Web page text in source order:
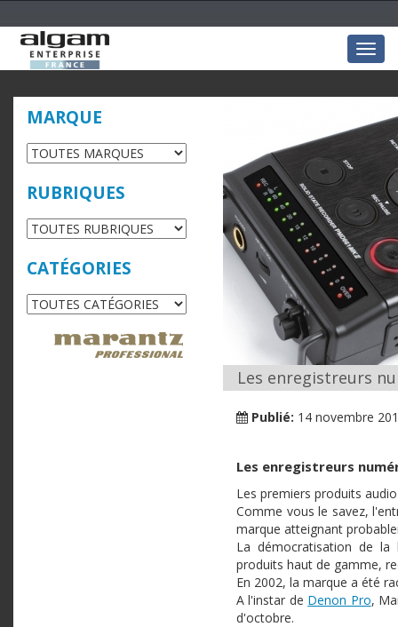
MARQUE
RUBRIQUES
CATÉGORIES
Les enregistreurs
Publié: 14 novembre
Les enregistreurs
Les premiers produits
Comme vous le savez,
marque atteignant
La démocratisation de
produits haut de gamme,
En 2002, la marque a été
A l'instar de Denon Pro,
d'octobre.